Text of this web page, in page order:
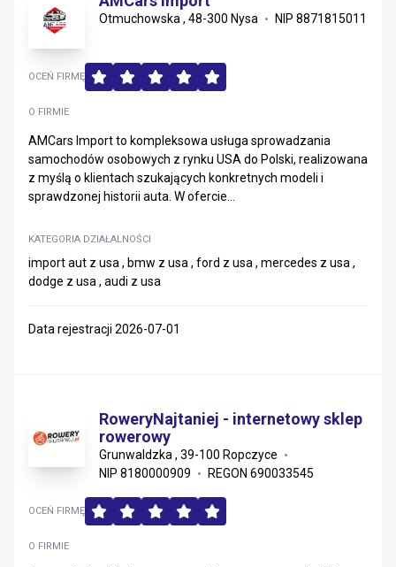
Otmuchowska , 48-300 Nysa NIP 8871815011
O FIRMIE
AMCars Import to kompleksowa usługa sprowadzania
samochodów osobowych z rynku USA do Polski, realizowana
z myślą o klientach szukających konkretnych modeli i
sprawdzonej historii auta. W ofercie...
KATEGORIA DZIAŁALNOŚCI
import aut z usa , bmw z usa , ford z usa , mercedes z usa ,
dodge z usa , audi z usa
OCEŃ FIRMĘ
Data rejestracji 2026-07-01
RoweryNajtaniej - internetowy sklep
rowerowy
Grunwaldzka , 39-100 Ropczyce
NIP 8180000909
REGON 690033545
O FIRMIE
OCEŃ FIRMĘ